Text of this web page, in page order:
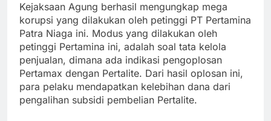
Kejaksaan Agung berhasil mengungkap mega
korupsi yang dilakukan oleh petinggi PT Pertamina
Patra Niaga ini. Modus yang dilakukan oleh
petinggi Pertamina ini, adalah soal tata kelola
penjualan, dimana ada indikasi pengoplosan
Pertamax dengan Pertalite. Dari hasil oplosan ini,
para pelaku mendapatkan kelebihan dana dari
pengalihan subsidi pembelian Pertalite.